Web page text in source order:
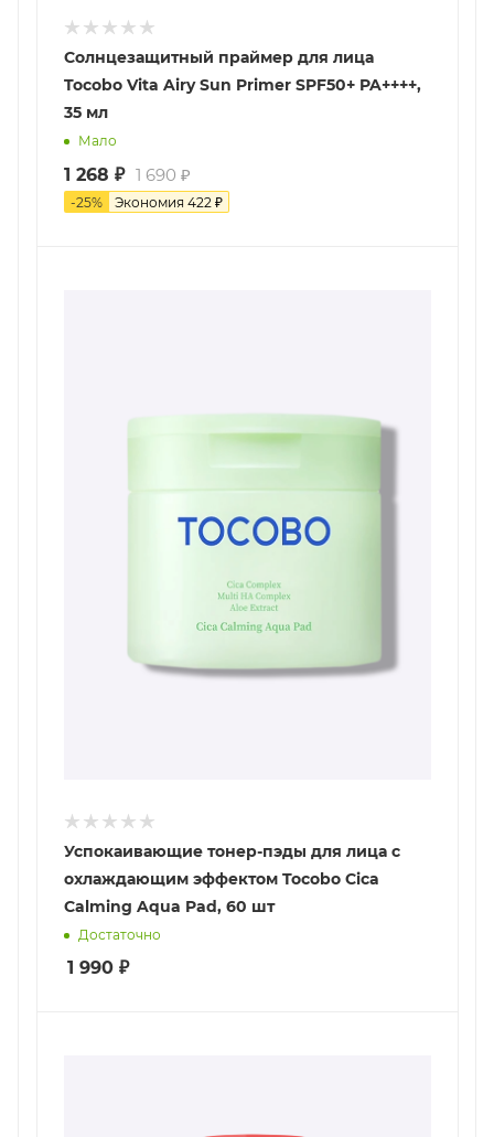
Солнцезащитный праймер для лица
Tocobo Vita Airy Sun Primer SPF50+ PA++++,
35 мл
Мало
1 268 ₽ 1 690 ₽
-25% Экономия 422 ₽
Успокаивающие тонер-пэды для лица с
охлаждающим эффектом Tocobo Cica
Calming Aqua Pad, 60 шт
Достаточно
1 990 ₽